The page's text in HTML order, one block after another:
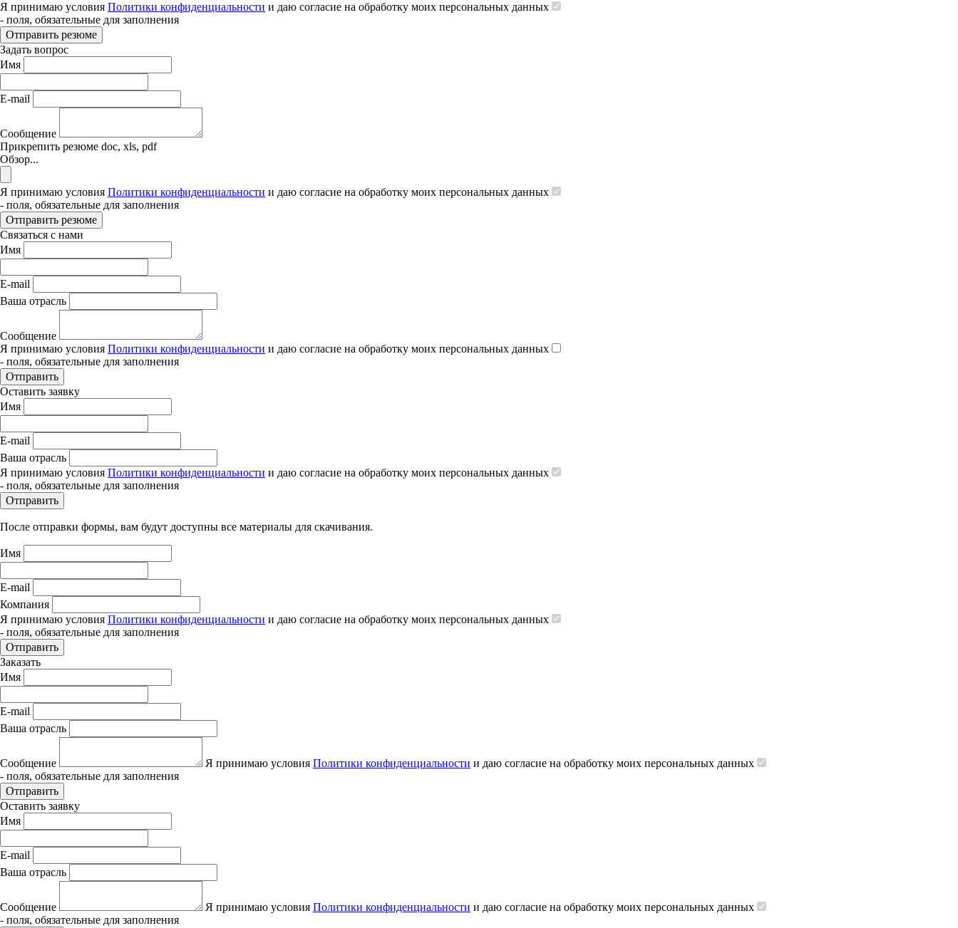
Я принимаю условия Политики конфиденциальности и даю согласие на обработку моих персональных данных
- поля, обязательные для заполнения
Отправить резюме
Задать вопрос
Имя
E-mail
Сообщение
Прикрепить резюме doc, xls, pdf
Обзор...
Я принимаю условия Политики конфиденциальности и даю согласие на обработку моих персональных данных
- поля, обязательные для заполнения
Отправить резюме
Связаться с нами
Имя
E-mail
Ваша отрасль
Сообщение
Я принимаю условия Политики конфиденциальности и даю согласие на обработку моих персональных данных
- поля, обязательные для заполнения
Отправить
Оставить заявку
Имя
E-mail
Ваша отрасль
Я принимаю условия Политики конфиденциальности и даю согласие на обработку моих персональных данных
- поля, обязательные для заполнения
Отправить
После отправки формы, вам будут доступны все материалы для скачивания.
Имя
E-mail
Компания
Я принимаю условия Политики конфиденциальности и даю согласие на обработку моих персональных данных
- поля, обязательные для заполнения
Отправить
Заказать
Имя
E-mail
Ваша отрасль
Сообщение Я принимаю условия Политики конфиденциальности и даю согласие на обработку моих персональных данных
- поля, обязательные для заполнения
Отправить
Оставить заявку
Имя
E-mail
Ваша отрасль
Сообщение Я принимаю условия Политики конфиденциальности и даю согласие на обработку моих персональных данных
- поля, обязательные для заполнения